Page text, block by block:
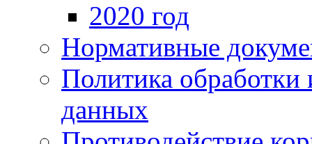
2020 год
Нормативные
Политика
данных